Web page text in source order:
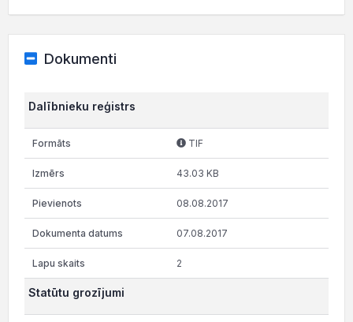
Dokumenti
Dalībnieku reģistrs
TIF
43.03 KB
08.08.2017
07.08.2017
2
Statūtu grozījumi